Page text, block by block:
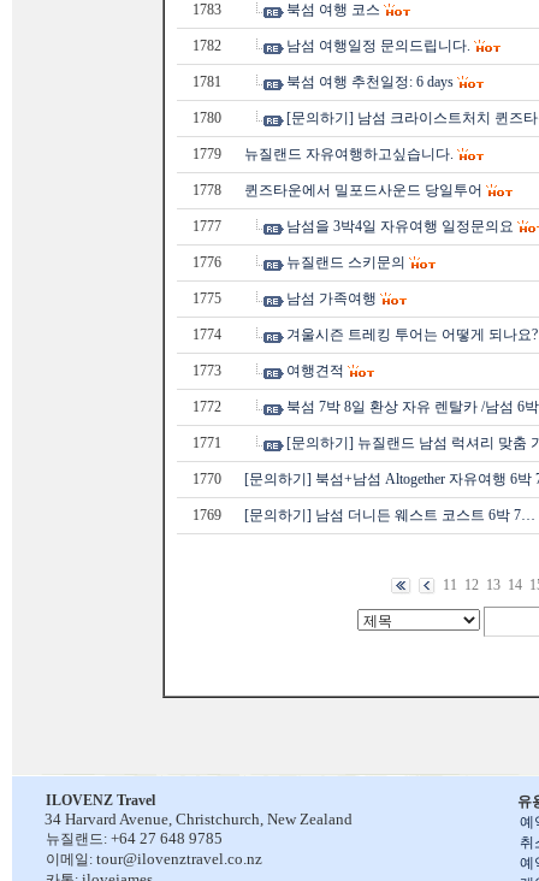
1783 북섬 여행 코스
1782 남섬 여행일정 문의드립니다.
1781 북섬 여행 추천일정: 6 days
1780 [문의하기] 남섬 크라이스트처치 퀸즈
1779 뉴질랜드 자유여행하고싶습니다.
1778 퀸즈타운에서 밀포드사운드 당일투어
1777 남섬을 3박4일 자유여행 일정문의요
1776 뉴질랜드 스키문의
1775 남섬 가족여행
1774 겨울시즌 트레킹 투어는 어떻게 되나요?
1773 여행견적
1772 북섬 7박 8일 환상 자유 렌탈카 /남섬 6
1771 [문의하기] 뉴질랜드 남섬 럭셔리 맞춤
1770 [문의하기] 북섬+남섬 Altogether 자유여행 6
1769 [문의하기] 남섬 더니든 웨스트 코스트 6박 7…
11 12 13 14
유
예
취
예
ILOVENZ Travel
34 Harvard Avenue, Christchurch, New Zealand
뉴질랜드: +64 27 648 9785
이메일: tour@ilovenztravel.co.nz